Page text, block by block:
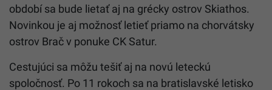
období sa bude lietať aj na grécky ostrov Skiathos.
Novinkou je aj možnosť letieť priamo na chorvátsky
ostrov Brač v ponuke CK Satur.
Cestujúci sa môžu tešiť aj na novú leteckú
spoločnosť. Po 11 rokoch sa na bratislavské letisko